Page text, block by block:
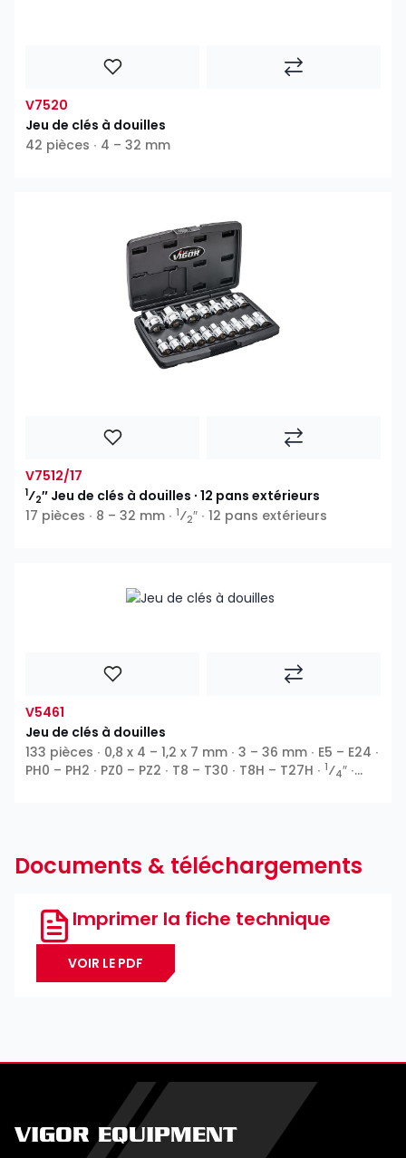
V7520
Jeu de clés à douilles
42 pièces ∙ 4 – 32 mm
V7512/17
1⁄2″ Jeu de clés à douilles ∙ 12 pans extérieurs
17 pièces ∙ 8 – 32 mm ∙ 1⁄2″ ∙ 12 pans extérieurs
V5461
Jeu de clés à douilles
133 pièces ∙ 0,8 x 4 – 1,2 x 7 mm ∙ 3 – 36 mm ∙ E5 – E24 ∙
PH0 – PH2 ∙ PZ0 – PZ2 ∙ T8 – T30 ∙ T8H – T27H ∙ 1⁄4″ ∙
Documents & téléchargements
Imprimer la fiche technique
VOIR LE PDF
VIGOR EQUIPMENT